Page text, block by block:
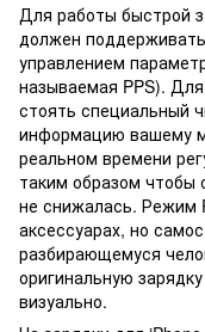
Для работы быстрой
должен
управлением
называемая PPS).
стоять специальный
информацию вашему
реальном времени
таким образом чтобы
не снижалась. Режим
аксессуарах, но
разбирающемуся
оригинальную
визуально.